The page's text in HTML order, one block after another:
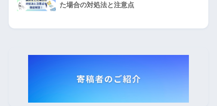
た場合の対処法と注意点